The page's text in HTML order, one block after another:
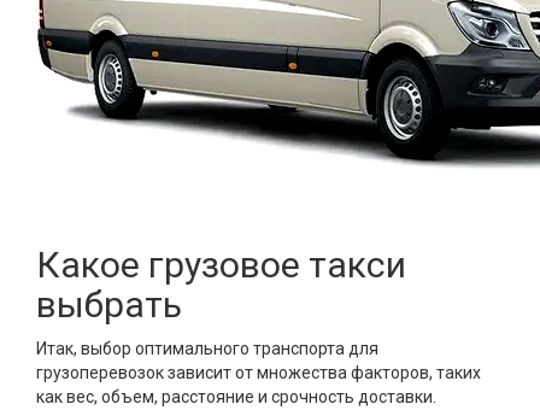
Какое грузовое такси
выбрать
Итак, выбор оптимального транспорта для
грузоперевозок зависит от множества факторов, таких
как вес, объем, расстояние и срочность доставки.